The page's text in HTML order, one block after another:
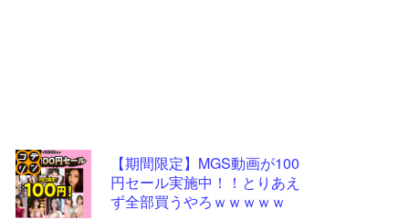
【期間限定】MGS動画が100
円セール実施中！！とりあえ
ず全部買うやろｗｗｗｗｗ
コテ
リン